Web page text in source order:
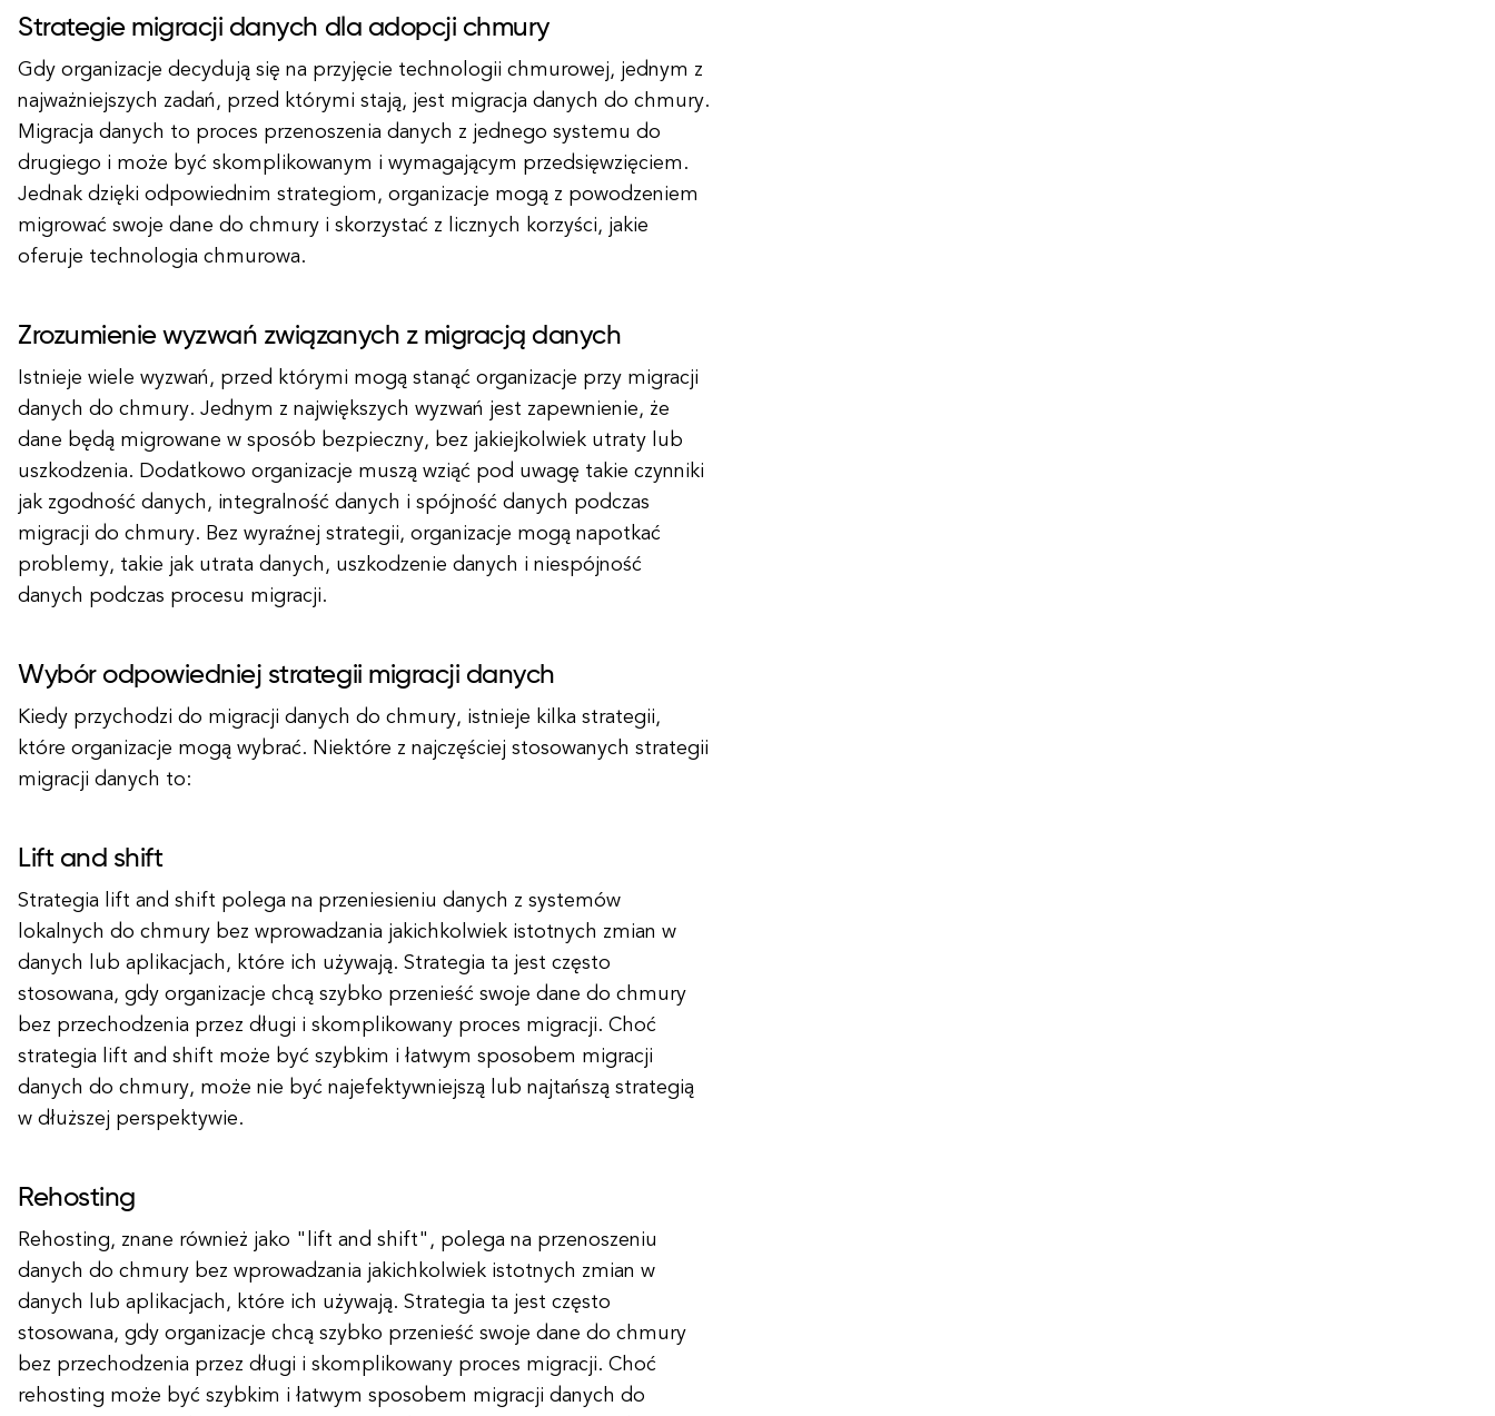
Strategie migracji danych dla adopcji chmury
Gdy organizacje decydują się na przyjęcie technologii chmurowej, jednym z
najważniejszych zadań, przed którymi stają, jest migracja danych do chmury.
Migracja danych to proces przenoszenia danych z jednego systemu do
drugiego i może być skomplikowanym i wymagającym przedsięwzięciem.
Jednak dzięki odpowiednim strategiom, organizacje mogą z powodzeniem
migrować swoje dane do chmury i skorzystać z licznych korzyści, jakie
oferuje technologia chmurowa.
Zrozumienie wyzwań związanych z migracją danych
Istnieje wiele wyzwań, przed którymi mogą stanąć organizacje przy migracji
danych do chmury. Jednym z największych wyzwań jest zapewnienie, że
dane będą migrowane w sposób bezpieczny, bez jakiejkolwiek utraty lub
uszkodzenia. Dodatkowo organizacje muszą wziąć pod uwagę takie czynniki
jak zgodność danych, integralność danych i spójność danych podczas
migracji do chmury. Bez wyraźnej strategii, organizacje mogą napotkać
problemy, takie jak utrata danych, uszkodzenie danych i niespójność
danych podczas procesu migracji.
Wybór odpowiedniej strategii migracji danych
Kiedy przychodzi do migracji danych do chmury, istnieje kilka strategii,
które organizacje mogą wybrać. Niektóre z najczęściej stosowanych strategii
migracji danych to:
Lift and shift
Strategia lift and shift polega na przeniesieniu danych z systemów
lokalnych do chmury bez wprowadzania jakichkolwiek istotnych zmian w
danych lub aplikacjach, które ich używają. Strategia ta jest często
stosowana, gdy organizacje chcą szybko przenieść swoje dane do chmury
bez przechodzenia przez długi i skomplikowany proces migracji. Choć
strategia lift and shift może być szybkim i łatwym sposobem migracji
danych do chmury, może nie być najefektywniejszą lub najtańszą strategią
w dłuższej perspektywie.
Rehosting
Rehosting, znane również jako "lift and shift", polega na przenoszeniu
danych do chmury bez wprowadzania jakichkolwiek istotnych zmian w
danych lub aplikacjach, które ich używają. Strategia ta jest często
stosowana, gdy organizacje chcą szybko przenieść swoje dane do chmury
bez przechodzenia przez długi i skomplikowany proces migracji. Choć
rehosting może być szybkim i łatwym sposobem migracji danych do